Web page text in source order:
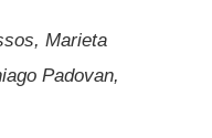
Marieta
Padovan,